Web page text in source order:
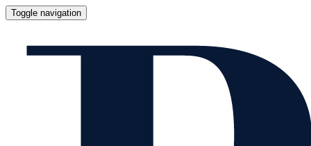
Toggle navigation